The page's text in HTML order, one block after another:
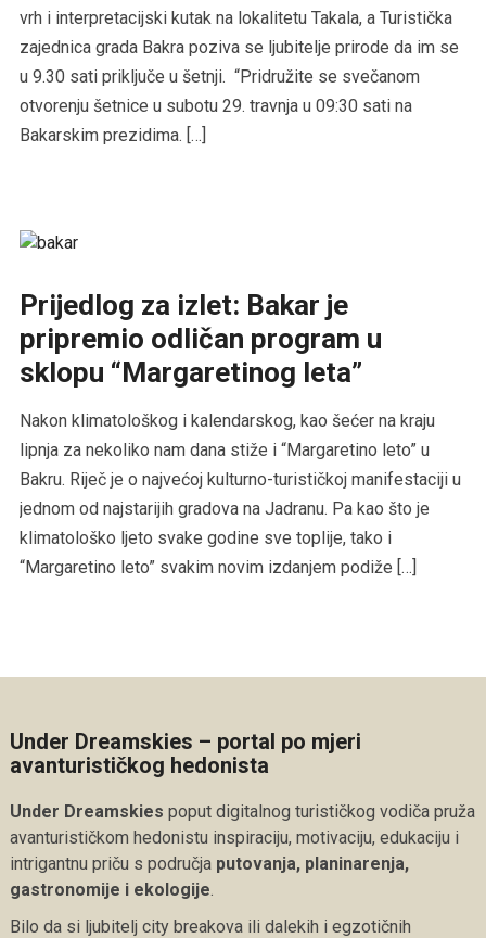
vrh i interpretacijski kutak na lokalitetu Takala, a Turistička
zajednica grada Bakra poziva se ljubitelje prirode da im se
u 9.30 sati priključe u šetnji. “Pridružite se svečanom
otvorenju šetnice u subotu 29. travnja u 09:30 sati na
Bakarskim prezidima. […]
Prijedlog za izlet: Bakar je
pripremio odličan program u
sklopu “Margaretinog leta”
Nakon klimatološkog i kalendarskog, kao šećer na kraju
lipnja za nekoliko nam dana stiže i “Margaretino leto” u
Bakru. Riječ je o najvećoj kulturno-turističkoj manifestaciji u
jednom od najstarijih gradova na Jadranu. Pa kao što je
klimatološko ljeto svake godine sve toplije, tako i
“Margaretino leto” svakim novim izdanjem podiže […]
Under Dreamskies – portal po mjeri
avanturističkog hedonista
Under Dreamskies poput digitalnog turističkog vodiča pruža
avanturističkom hedonistu inspiraciju, motivaciju, edukaciju i
intrigantnu priču s područja putovanja, planinarenja,
gastronomije i ekologije
Bilo da si ljubitelj city breakova ili dalekih i egzotičnih